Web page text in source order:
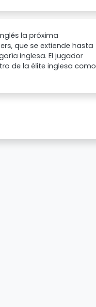
la próxima
que se extiende hasta
inglesa. El jugador
de la élite inglesa como